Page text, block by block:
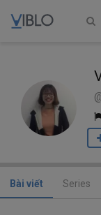
Bài viết Series